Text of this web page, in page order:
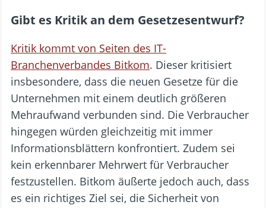
Gibt es Kritik an dem Gesetzesentwurf?
Kritik kommt von Seiten des IT-
Branchenverbandes Bitkom. Dieser kritisiert
insbesondere, dass die neuen Gesetze für die
Unternehmen mit einem deutlich größeren
Mehraufwand verbunden sind. Die Verbraucher
hingegen würden gleichzeitig mit immer
Informationsblättern konfrontiert. Zudem sei
kein erkennbarer Mehrwert für Verbraucher
festzustellen. Bitkom äußerte jedoch auch, dass
es ein richtiges Ziel sei, die Sicherheit von